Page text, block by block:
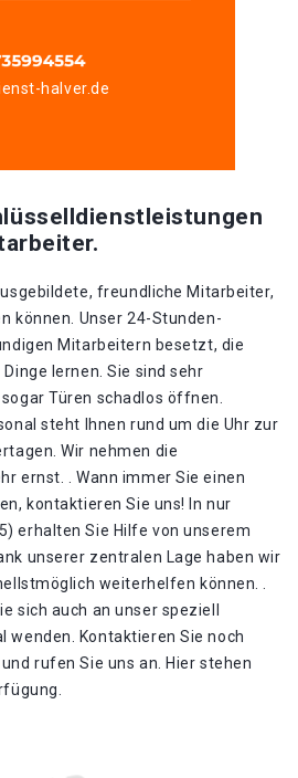
halver.de
freundliche Mitarbeiter,
können. Unser 24-Stunden-
Mitarbeitern besetzt, die
lernen. Sie sind sehr
Türen schadlos öffnen.
steht Ihnen rund um die Uhr zur
Wir nehmen die
ernst. . Wann immer Sie einen
kontaktieren Sie uns! In nur
erhalten Sie Hilfe von unserem
unserer zentralen Lage haben wir
weiterhelfen können. .
sich auch an unser speziell
wenden. Kontaktieren Sie noch
rufen Sie uns an. Hier stehen